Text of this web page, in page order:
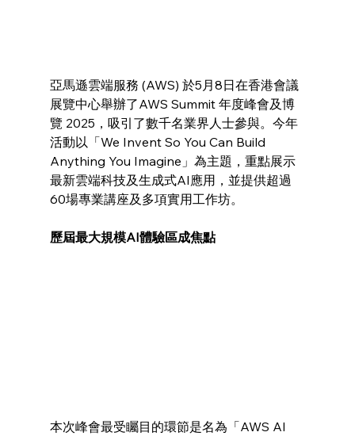
亞馬遜雲端服務 (AWS) 於5月8日在香港會議
展覽中心舉辦了AWS Summit 年度峰會及博
覽 2025，吸引了數千名業界人士參與。今年
活動以「We Invent So You Can Build
Anything You Imagine」為主題，重點展示
最新雲端科技及生成式AI應用，並提供超過
60場專業講座及多項實用工作坊。
歷屆最大規模AI體驗區成焦點
本次峰會最受矚目的環節是名為「AWS AI